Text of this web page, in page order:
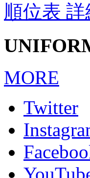
順位表
MORE
Twitter